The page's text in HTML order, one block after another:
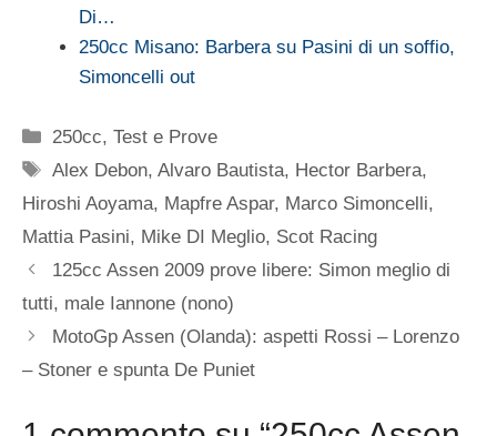
Di…
250cc Misano: Barbera su Pasini di un soffio,
Simoncelli out
Categorie
250cc,Test e Prove
Tag
Alex Debon,Alvaro Bautista, Hector Barbera,
Hiroshi Aoyama, Mapfre Aspar, Marco Simoncelli,
Mattia Pasini, Mike DI Meglio, Scot Racing
125cc Assen 2009 prove libere: Simon meglio di
tutti, male Iannone (nono)
MotoGp Assen (Olanda): aspetti Rossi – Lorenzo
– Stoner e spunta De Puniet